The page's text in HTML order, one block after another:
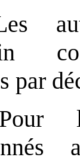
par